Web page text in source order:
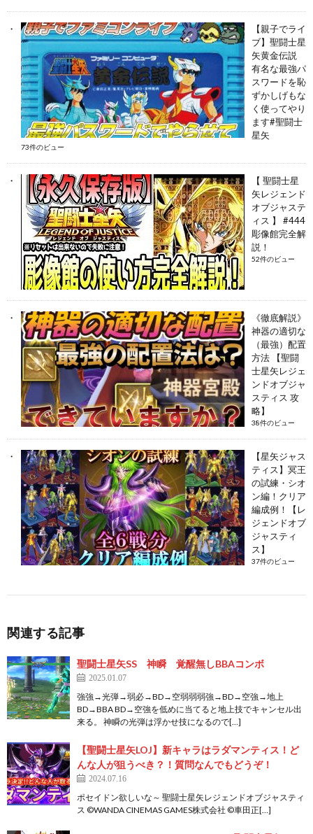
【親子でライ
ブ】聖闘士星
矢黄金伝説
有名な最強パ
スワードを恥
ずかしげもな
く使ってやり
ます#聖闘士
星矢
73件のビュー
【 聖闘士星
矢レジェンド
オブジャステ
ィス 】 #444
彫像館完全解
説！
52件のビュー
《徹底解説》
神器の適切な
（最強）配置
方法 【聖闘
士星矢レジェ
ンドオブジャ
スティス 攻
略】
38件のビュー
【星矢ジャス
ティス】冥王
の試練・シオ
ン編！クリア
編成例！【レ
ジェンドオブ
ジャスティ
ス】
37件のビュー
関連する記事
聖闘士星矢SS 神瞬 覚醒無しBBAコンボ
2025.01.07
強強→光弾→弱必→BD→空弱弱弱強→BD→空強→地上
BD→BBA BD→空強を低めに当てると地上技でキャンセル出
来る。 神瞬の光弾は浮かせ技になるので[…]
【聖闘士星矢LOJ】新キャラはラダマンティス！ど
んな人が狙うべき？！質問なんでもどうぞ！
2024.07.16
ポセイドン欲しいな～ 聖闘士星矢レジェンドオブジャスティ
ス ©️WANDA CINEMAS GAMES株式会社 ©️車田正[…]